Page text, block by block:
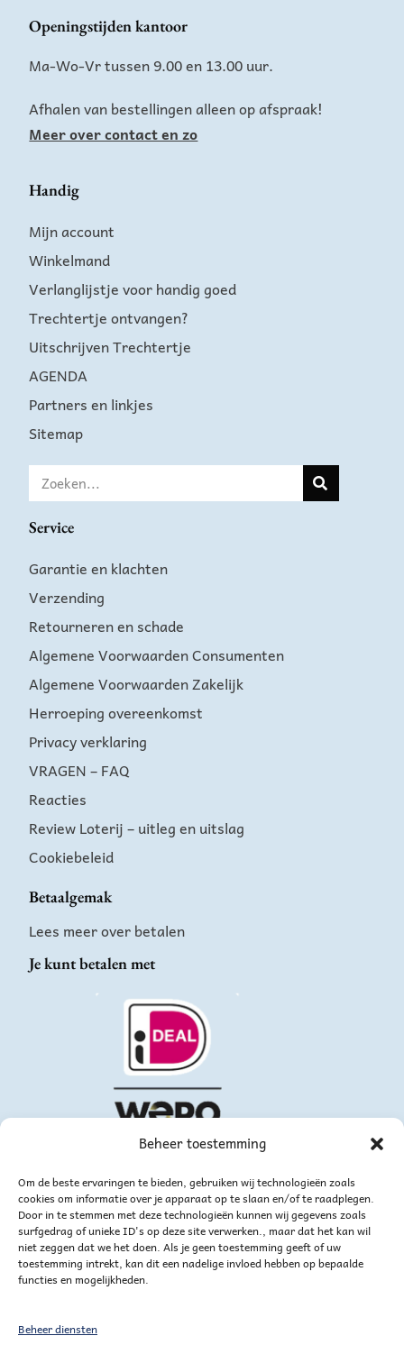
Beheer toestemming
Om de beste ervaringen te bieden, gebruiken wij technologieën zoals
cookies om informatie over je apparaat op te slaan en/of te raadplegen.
Door in te stemmen met deze technologieën kunnen wij gegevens zoals
surfgedrag of unieke ID's op deze site verwerken., maar dat het kan wil
niet zeggen dat we het doen. Als je geen toestemming geeft of uw
toestemming intrekt, kan dit een nadelige invloed hebben op bepaalde
functies en mogelijkheden.
Beheer diensten
Openingstijden kantoor
Ma-Wo-Vr tussen 9.00 en 13.00 uur.
Afhalen van bestellingen alleen op afspraak!
Meer over contact en zo
Handig
Mijn account
Winkelmand
Verlanglijstje voor handig goed
Trechtertje ontvangen?
Uitschrijven Trechtertje
AGENDA
Partners en linkjes
Sitemap
Service
Garantie en klachten
Verzending
Retourneren en schade
Algemene Voorwaarden Consumenten
Algemene Voorwaarden Zakelijk
Herroeping overeenkomst
Privacy verklaring
VRAGEN – FAQ
Reacties
Review Loterij – uitleg en uitslag
Cookiebeleid
Betaalgemak
Lees meer over betalen
Je kunt betalen met
of via bankoverschrijving